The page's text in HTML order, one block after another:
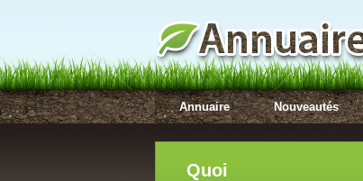
Annuaire Nouveautés
Quoi